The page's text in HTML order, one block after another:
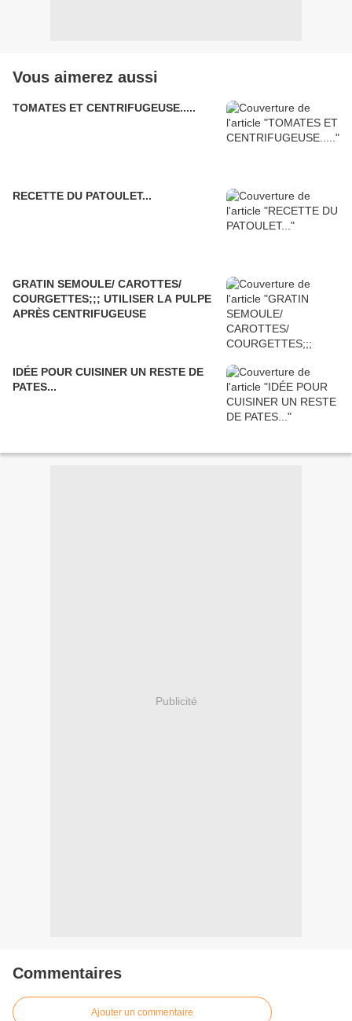
Vous aimerez aussi
TOMATES ET CENTRIFUGEUSE.....
RECETTE DU PATOULET...
GRATIN SEMOULE/ CAROTTES/
COURGETTES;;; UTILISER LA PULPE
APRÈS CENTRIFUGEUSE
IDÉE POUR CUISINER UN RESTE DE
PATES...
Publicité
Commentaires
Ajouter un commentaire